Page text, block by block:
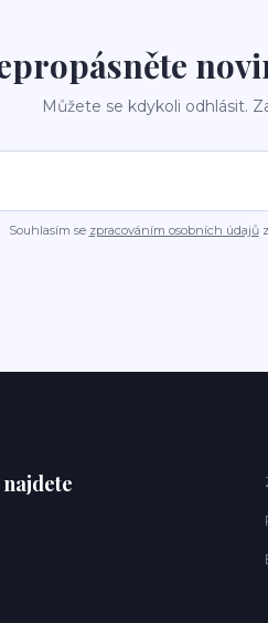
Můžete se kdykoli odhlásit.
Souhlasím se zpracováním osobních údajů